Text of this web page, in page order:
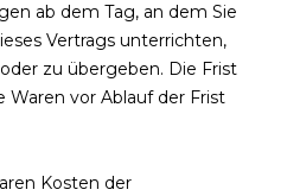
ab dem Tag, an dem Sie
Vertrags unterrichten,
zu übergeben. Die Frist
Waren vor Ablauf der Frist
Kosten der